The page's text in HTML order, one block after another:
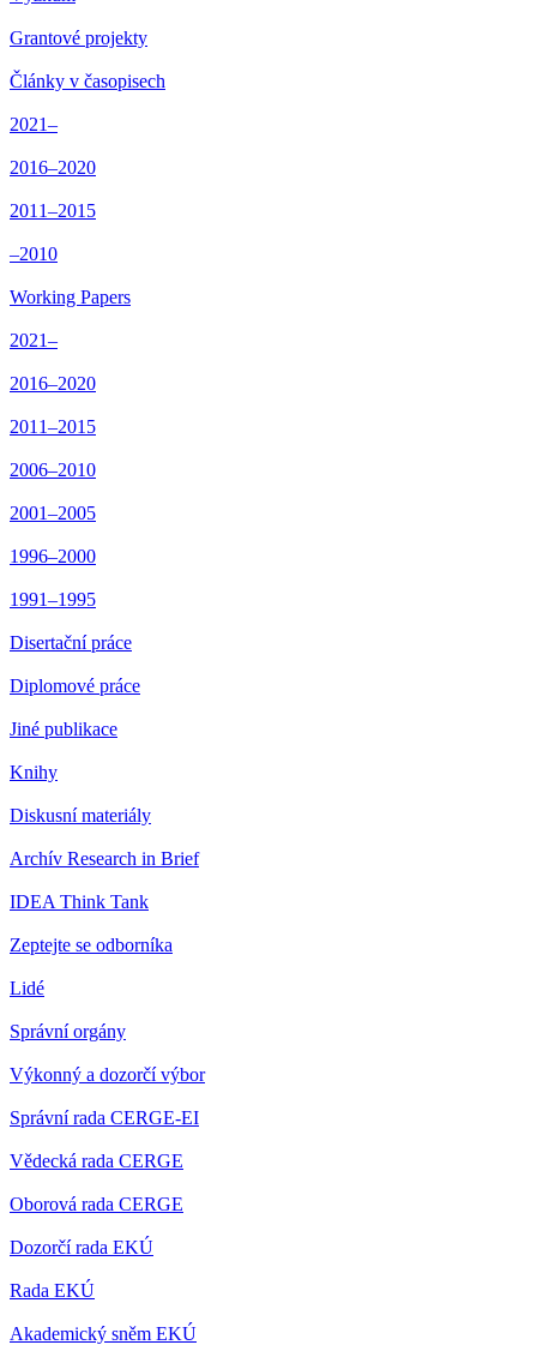
Grantové projekty
Články v časopisech
2021–
2016–2020
2011–2015
–2010
Working Papers
2021–
2016–2020
2011–2015
2006–2010
2001–2005
1996–2000
1991–1995
Disertační práce
Diplomové práce
Jiné publikace
Knihy
Diskusní materiály
Archív Research in Brief
IDEA Think Tank
Zeptejte se odborníka
Lidé
Správní orgány
Výkonný a dozorčí výbor
Správní rada CERGE-EI
Vědecká rada CERGE
Oborová rada CERGE
Dozorčí rada EKÚ
Rada EKÚ
Akademický sněm EKÚ